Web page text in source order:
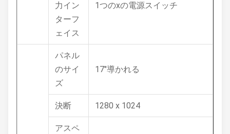
力イン
ターフ
ェイス
1つのxの電源スイッチ
パネル
のサイ
ズ
17"導かれる
決断 1280 x 1024
アスペ